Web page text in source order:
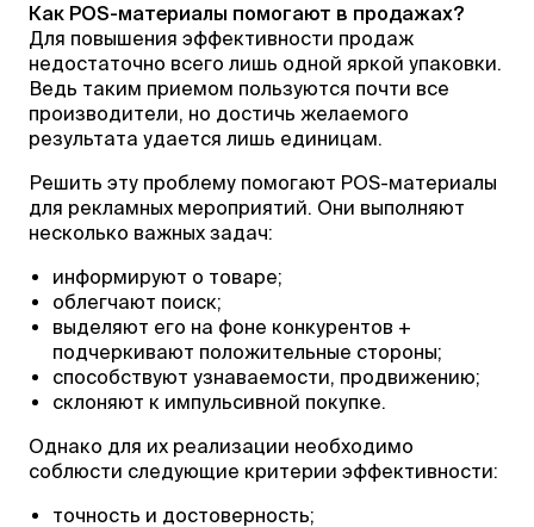
Как POS-материалы помогают в продажах?
Для повышения эффективности продаж
недостаточно всего лишь одной яркой упаковки.
Ведь таким приемом пользуются почти все
производители, но достичь желаемого
результата удается лишь единицам.
Решить эту проблему помогают POS-материалы
для рекламных мероприятий. Они выполняют
несколько важных задач:
информируют о товаре;
облегчают поиск;
выделяют его на фоне конкурентов +
подчеркивают положительные стороны;
способствуют узнаваемости, продвижению;
склоняют к импульсивной покупке.
Однако для их реализации необходимо
соблюсти следующие критерии эффективности:
точность и достоверность;